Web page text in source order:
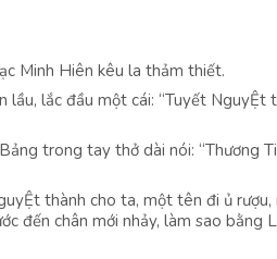
Minh Hiên kêu la thảm thiết.
lắc đầu một cái: “Tuyết NguyỆt
trong tay thở dài nói: “Thương
thành cho ta, một tên đi ủ
đến chân mới nhảy, làm sao bằng